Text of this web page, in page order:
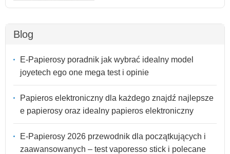
Blog
E-Papierosy poradnik jak wybrać idealny model
joyetech ego one mega test i opinie
Papieros elektroniczny dla każdego znajdź najlepsze
e papierosy oraz idealny papieros elektroniczny
E-Papierosy 2026 przewodnik dla początkujących i
zaawansowanych – test vaporesso stick i polecane